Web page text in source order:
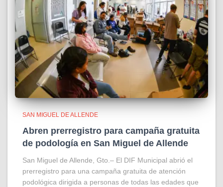
SAN MIGUEL DE ALLENDE
Abren prerregistro para campaña gratuita
de podología en San Miguel de Allende
San Miguel de Allende, Gto.– El DIF Municipal abrió el
prerregistro para una campaña gratuita de atención
podológica dirigida a personas de todas las edades que